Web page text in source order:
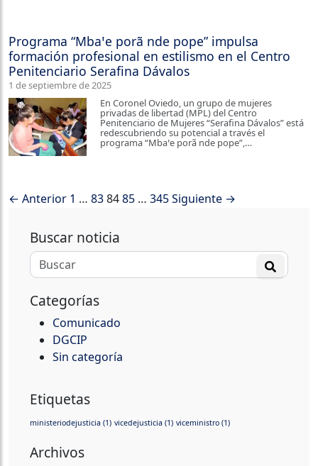
Programa “Mbaꞌe porã nde pope” impulsa
formación profesional en estilismo en el Centro
Penitenciario Serafina Dávalos
1 de septiembre de 2025
En Coronel Oviedo, un grupo de mujeres
privadas de libertad (MPL) del Centro
Penitenciario de Mujeres “Serafina Dávalos” está
redescubriendo su potencial a través el
programa “Mbaꞌe porã nde pope”,…
← Anterior 1 … 838485 … 345Siguiente →
Buscar noticia
Categorías
Comunicado
DGCIP
Sin categoría
Etiquetas
ministeriodejusticia (1) vicedejusticia (1) viceministro (1)
Archivos